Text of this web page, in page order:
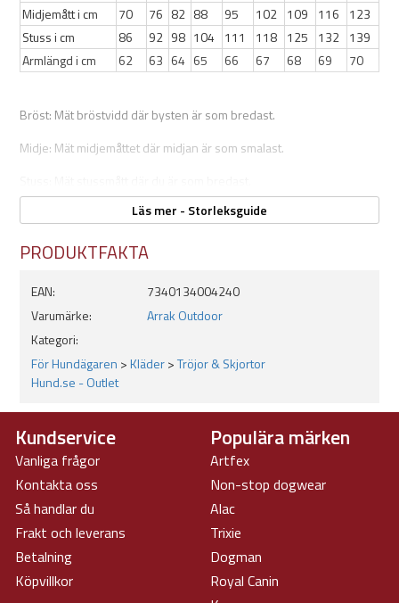
Egenskaper:
Mjuk, borstad insida
Slitstark stickad fleece
Praktisk tunneficka med dragkedja på ryggen
Justerbar dragsko i nederkant
Midjemått i cm
70 76 82 88 95 102 109 116
123
Stuss i cm
86 92 98 104 111 118 125 132 139
Armlängd i cm
62 63 64 65 66 67 68 69 70
Bröst: Mät bröstvidd där bysten är som bredast.
Midje: Mät midjemåttet där midjan är som smalast.
Ärmlängd: Mät från axel över armbåge ned till handleden.
Läs mer - Storleksguide
PRODUKTFAKTA
EAN:
7340134004240
Varumärke:
Arrak Outdoor
Kategori:
För Hundägaren >Kläder>Tröjor & Skjortor
Hund.se - Outlet
Kundservice
Vanliga frågor
Kontakta oss
Så handlar du
Frakt och leverans
Betalning
Köpvillkor
Populära märken
Artfex
Non-stop dogwear
Alac
Trixie
Dogman
Royal Canin